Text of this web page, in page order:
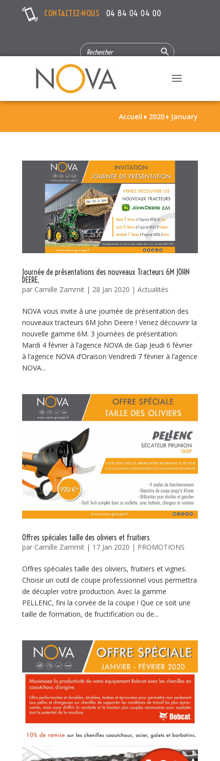
CONTACTEZ-NOUS 04 84 04 04 00
SEARCH
FOR:
Search Button
Accueil  2020  January
Journée de présentations des nouveaux Tracteurs 6M JOHN
DEERE.
par Camille Zammit| 28 Jan 2020 | Actualités
NOVA vous invite à une journée de présentation des
nouveaux tracteurs 6M John Deere ! Venez découvrir la
nouvelle gamme 6M. 3 journées de présentation:
Mardi 4 février à l’agence NOVA de Gap Jeudi 6 février
à l’agence NOVA d’Oraison Vendredi 7 février à l’agence
NOVA...
Offres spéciales taille des oliviers et fruitiers
par Camille Zammit| 17 Jan 2020 | PROMOTIONS
Offres spéciales taille des oliviers, fruitiers et vignes.
Choisir un outil de coupe professionnel vous permettra
de décupler votre production. Avec la gamme
PELLENC, fini la corvée de la coupe ! Que ce soit une
taille de formation, de fructification ou de...